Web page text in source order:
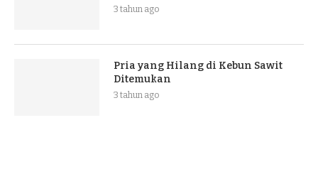
3 tahun ago
Pria yang Hilang di Kebun Sawit
Ditemukan
3 tahun ago